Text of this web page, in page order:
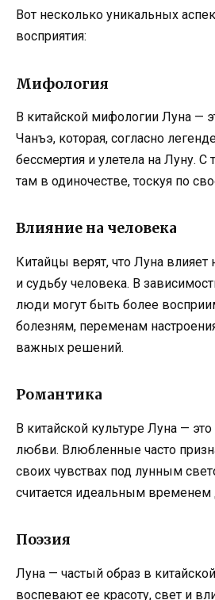
Вот несколько уникальных
восприятия:
Мифология
В китайской мифологии Луна —
Чанъэ, которая, согласно
бессмертия и улетела на Луну. С
там в одиночестве, тоскуя по
Влияние на человека
Китайцы верят, что Луна
и судьбу человека. В
люди могут быть более
болезням, переменам
важных решений.
Романтика
В китайской культуре Луна —
любви. Влюбленные часто
своих чувствах под лунным
считается идеальным временем
Поэзия
Луна — частый образ в
воспевают ее красоту, свет и